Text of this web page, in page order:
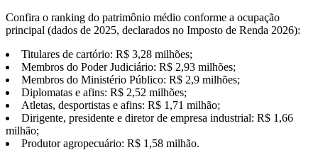
Confira o ranking do patrimônio médio conforme a ocupação
principal (dados de 2025, declarados no Imposto de Renda 2026):
Titulares de cartório: R$ 3,28 milhões;
Membros do Poder Judiciário: R$ 2,93 milhões;
Membros do Ministério Público: R$ 2,9 milhões;
Diplomatas e afins: R$ 2,52 milhões;
Atletas, desportistas e afins: R$ 1,71 milhão;
Dirigente, presidente e diretor de empresa industrial: R$ 1,66
milhão;
Produtor agropecuário: R$ 1,58 milhão.